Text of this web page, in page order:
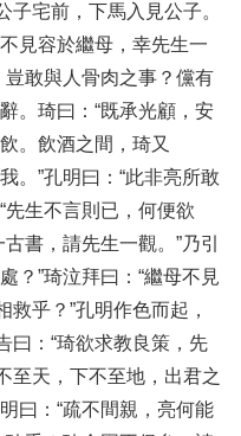
宅前，下馬入見公子。
見容於繼母，幸先生一
豈敢與人骨肉之事？儻有
。琦曰：“既承光顧，安
。飲酒之間，琦又
。”孔明曰：“此非亮所敢
先生不言則已，何便欲
書，請先生一觀。”乃引
？”琦泣拜曰：“繼母不見
乎？”孔明作色而起，
曰：“琦欲求教良策，先
至天，下不至地，出君之
曰：“疏不間親，亮何能